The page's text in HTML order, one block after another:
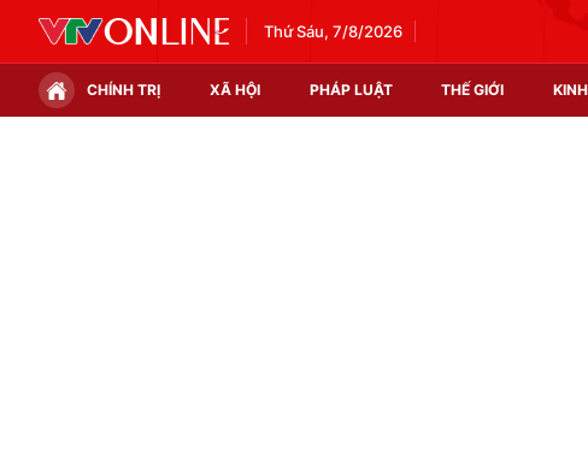
Thứ Sáu, 7/8/2026
CHÍNH TRỊ XÃ HỘI PHÁP LUẬT THẾ GIỚI